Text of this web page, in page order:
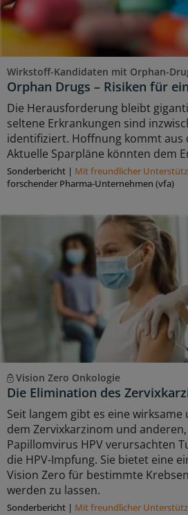
Wirkstoff-Kandidaten mit Orphan-
Orphan Drugs – Risiken für
Die Herausforderung bleibt
seltene Erkrankungen sind
identifiziert. Hoffnung kommt aus
Aktuelle Sparpläne könnten dem
Sonderbericht | Mit freundlicher
forschender Pharma-Unternehmen (vfa)
Vision Zero Onkologie
Die Elimination des
Seit langem gibt es eine
dem Zervixkarzinom und
Papillomvirus HPV verursachten
die HPV-Impfung. Sie bietet eine
Vision Zero für bestimmte
werden zu lassen.
Sonderbericht | Mit freundlicher